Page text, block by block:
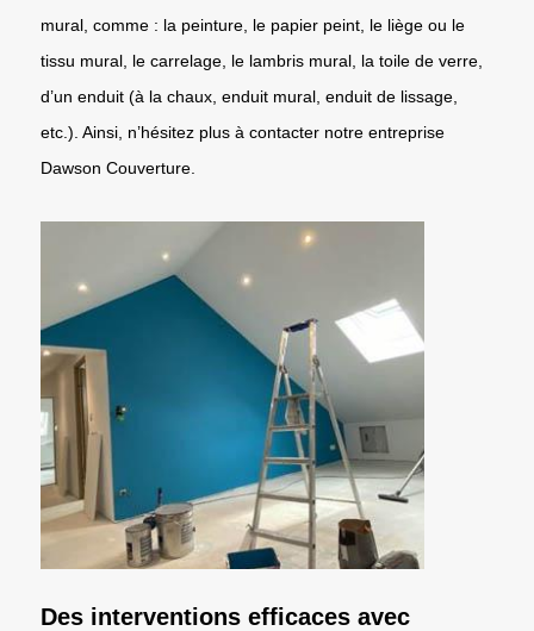
mural, comme : la peinture, le papier peint, le liège ou le
tissu mural, le carrelage, le lambris mural, la toile de verre,
d’un enduit (à la chaux, enduit mural, enduit de lissage,
etc.). Ainsi, n’hésitez plus à contacter notre entreprise
Dawson Couverture.
Des interventions efficaces avec